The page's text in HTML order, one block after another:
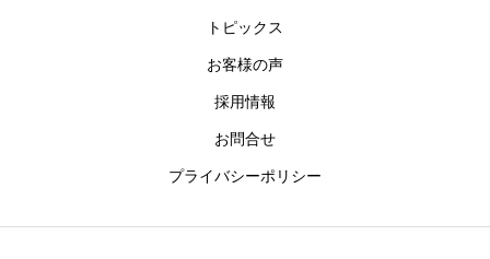
トピックス
お客様の声
採用情報
お問合せ
プライバシーポリシー